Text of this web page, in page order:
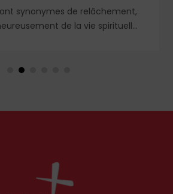
synonymes de relâchement,
de la vie spirituelle.
nous ne trouverons qu'en Dieu ?